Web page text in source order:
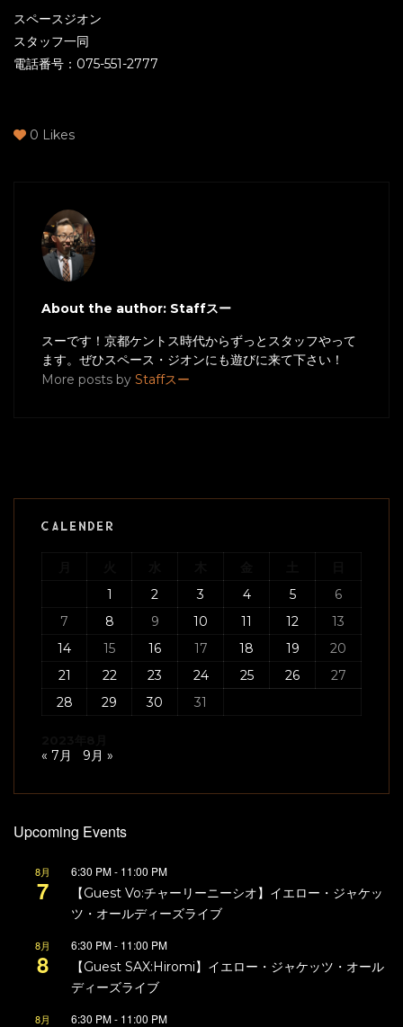
スペースジオン
スタッフ一同
電話番号：075-551-2777
0 Likes
About the author: Staffスー
スーです！京都ケントス時代からずっとスタッフやって
ます。ぜひスペース・ジオンにも遊びに来て下さい！
More posts by Staffスー
CALENDER
1
2 3 4 5
6
7
8 9 10 11 12
13
14
15 16 17 18 19
20
21
22 23 24 25 26
27
28
29 30 31
« 7月 9月 »
Upcoming Events
8月
7
6:30 PM- 11:00 PM
【Guest Vo:チャーリーニーシオ】イエロー・ジャケッ
ツ・オールディーズライブ
8月
8
6:30 PM- 11:00 PM
【Guest SAX:Hiromi】イエロー・ジャケッツ・オール
ディーズライブ
8月 6:30 PM- 11:00 PM